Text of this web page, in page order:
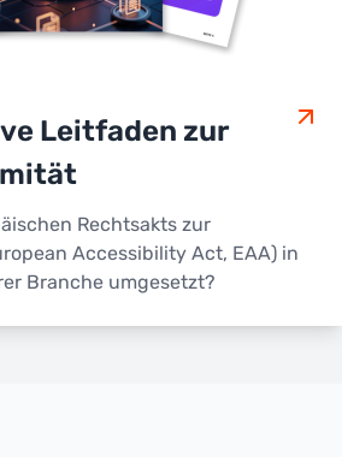
Leitfaden zur
Rechtsakts zur
Accessibility Act, EAA) in
Branche umgesetzt?